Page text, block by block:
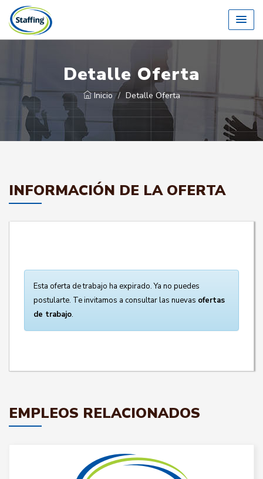
Detalle Oferta
Inicio Detalle Oferta
INFORMACIÓN DE LA OFERTA
Esta oferta de trabajo ha expirado. Ya no puedes
postularte. Te invitamos a consultar las nuevas ofertas
de trabajo.
EMPLEOS RELACIONADOS